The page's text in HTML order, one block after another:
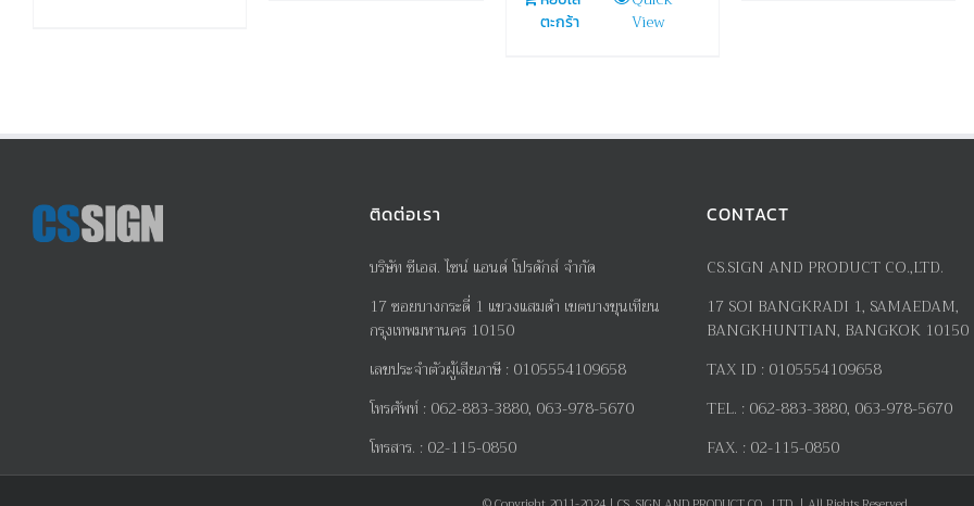
ตะกร้า
View
ติดต่อเรา
บริษัท ซีเอส. ไซน์ แอนด์ โปรดักส์ จำกัด
17ซอยบางกระดี่ 1 แขวงแสมดำ เขตบางขุนเทียน
กรุงเทพมหานคร 10150
เลขประจำตัวผู้เสียภาษี :0105554109658
โทรศัพท์:062-883-3880, 063-978-5670
โทรสาร. :02-115-0850
CONTACT
CS.SIGN AND PRODUCT CO.,LTD.
17 SOI BANGKRADI 1, SAMAEDAM,
BANGKHUNTIAN, BANGKOK 10150
TAX ID :0105554109658
TEL. :062-883-3880, 063-978-5670
FAX. :02-115-0850